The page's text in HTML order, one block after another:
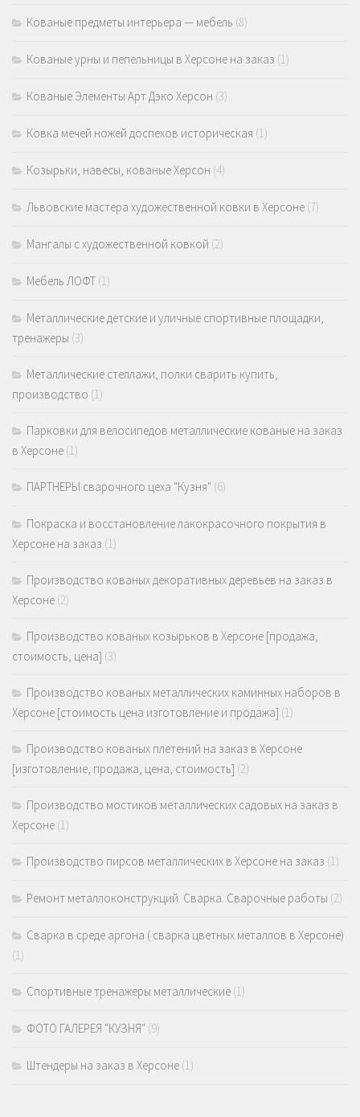
Кованые предметы интерьера — мебель (8)
Кованые урны и пепельницы в Херсоне на заказ (1)
Кованые Элементы Арт Дэко Херсон (3)
Ковка мечей ножей доспехов историческая (1)
Козырьки, навесы, кованые Херсон (4)
Львовские мастера художественной ковки в Херсоне (7)
Мангалы с художественной ковкой (2)
Мебель ЛОФТ (1)
Металлические детские и уличные спортивные площадки,
тренажеры (3)
Металлические стеллажи, полки сварить купить,
производство (1)
Парковки для велосипедов металлические кованые на заказ
в Херсоне (1)
ПАРТНЕРЫ сварочного цеха "Кузня" (6)
Покраска и восстановление лакокрасочного покрытия в
Херсоне на заказ (1)
Производство кованых декоративных деревьев на заказ в
Херсоне (2)
Производство кованых козырьков в Херсоне [продажа,
стоимость, цена] (3)
Производство кованых металлических каминных наборов в
Херсоне [стоимость цена изготовление и продажа] (1)
Производство кованых плетений на заказ в Херсоне
[изготовление, продажа, цена, стоимость] (2)
Производство мостиков металлических садовых на заказ в
Херсоне (1)
Производство пирсов металлических в Херсоне на заказ (1)
Ремонт металлоконструкций. Сварка. Сварочные работы (2)
Сварка в среде аргона ( сварка цветных металлов в Херсоне)
(1)
Спортивные тренажеры металлические (1)
ФОТО ГАЛЕРЕЯ "КУЗНЯ" (9)
Штендеры на заказ в Херсоне (1)